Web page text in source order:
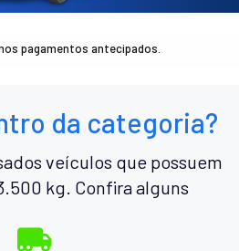
pagamentos antecipados.
da categoria?
veículos que possuem
kg. Confira alguns